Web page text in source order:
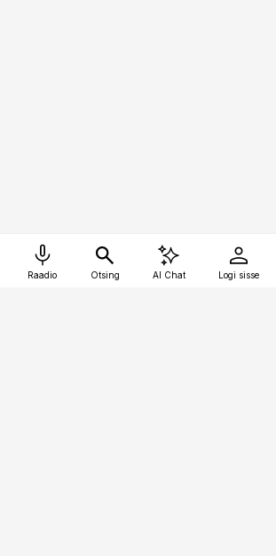
Raadio Otsing AI Chat Logi sisse